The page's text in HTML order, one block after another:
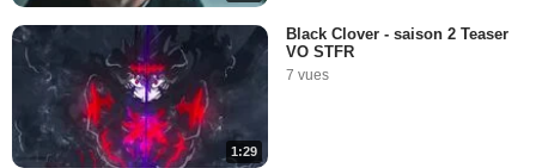
1:29
Black Clover - saison 2 Teaser
VO STFR
7 vues